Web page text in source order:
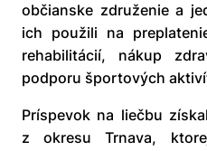
občianske združenie a
ich použili na
rehabilitácií, nákup
podporu športových
Príspevok na liečbu
z okresu Trnava,